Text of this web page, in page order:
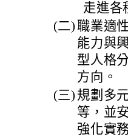
走進各
(二)職業適
能力與
型人格
方向。
(三) 規劃多
等， 並
強化實